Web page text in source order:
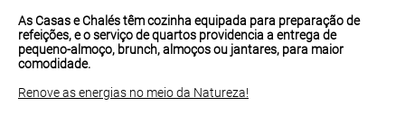
As Casas e Chalés têm cozinha equipada para preparação de
refeições, e o serviço de quartos providencia a entrega de
pequeno-almoço, brunch, almoços ou jantares, para maior
comodidade.
Renove as energias no meio da Natureza!